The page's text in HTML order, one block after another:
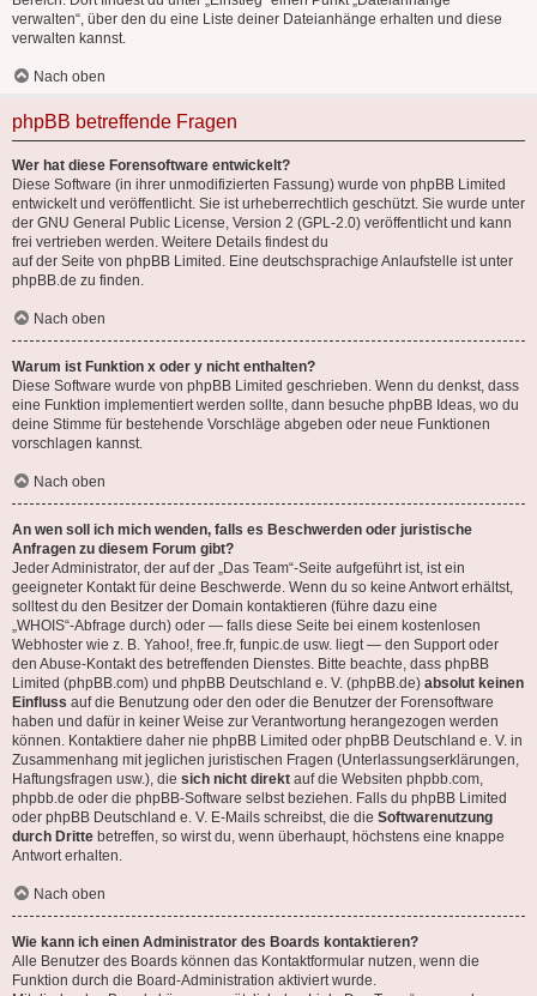
verwalten“, über den du eine Liste deiner Dateianhänge erhalten und diese
verwalten kannst.
Nach oben
phpBB betreffende Fragen
Wer hat diese Forensoftware entwickelt?
Diese Software (in ihrer unmodifizierten Fassung) wurde von phpBB Limited
entwickelt und veröffentlicht. Sie ist urheberrechtlich geschützt. Sie wurde unter
der GNU General Public License, Version 2 (GPL-2.0) veröffentlicht und kann
frei vertrieben werden. Weitere Details findest du
auf der Seite von phpBB Limited . Eine deutschsprachige Anlaufstelle ist unter
phpBB.de zu finden.
Nach oben
Warum ist Funktion x oder y nicht enthalten?
Diese Software wurde von phpBB Limited geschrieben. Wenn du denkst, dass
eine Funktion implementiert werden sollte, dann besuche phpBB Ideas, wo du
deine Stimme für bestehende Vorschläge abgeben oder neue Funktionen
vorschlagen kannst.
Nach oben
An wen soll ich mich wenden, falls es Beschwerden oder juristische
Anfragen zu diesem Forum gibt?
Jeder Administrator, der auf der „Das Team“-Seite aufgeführt ist, ist ein
geeigneter Kontakt für deine Beschwerde. Wenn du so keine Antwort erhältst,
solltest du den Besitzer der Domain kontaktieren (führe dazu eine
„WHOIS“-Abfrage durch) oder — falls diese Seite bei einem kostenlosen
Webhoster wie z. B. Yahoo!, free.fr, funpic.de usw. liegt — den Support oder
den Abuse-Kontakt des betreffenden Dienstes. Bitte beachte, dass phpBB
Limited (phpBB.com) und phpBB Deutschland e. V. (phpBB.de) absolut keinen
Einfluss auf die Benutzung oder den oder die Benutzer der Forensoftware
haben und dafür in keiner Weise zur Verantwortung herangezogen werden
können. Kontaktiere daher nie phpBB Limited oder phpBB Deutschland e. V. in
Zusammenhang mit jeglichen juristischen Fragen (Unterlassungserklärungen,
Haftungsfragen usw.), die sich nicht direkt auf die Websiten phpbb.com,
phpbb.de oder die phpBB-Software selbst beziehen. Falls du phpBB Limited
oder phpBB Deutschland e. V. E-Mails schreibst, die die Softwarenutzung
durch Dritte betreffen, so wirst du, wenn überhaupt, höchstens eine knappe
Antwort erhalten.
Nach oben
Wie kann ich einen Administrator des Boards kontaktieren?
Alle Benutzer des Boards können das Kontaktformular nutzen, wenn die
Funktion durch die Board-Administration aktiviert wurde.